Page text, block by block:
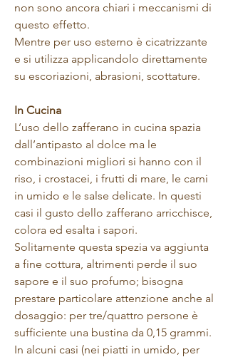
non sono ancora chiari i meccanismi di
questo effetto.
Mentre per uso esterno è cicatrizzante
e si utilizza applicandolo direttamente
su escoriazioni, abrasioni, scottature.
In Cucina
L’uso dello zafferano in cucina spazia
dall’antipasto al dolce ma le
combinazioni migliori si hanno con il
riso, i crostacei, i frutti di mare, le carni
in umido e le salse delicate. In questi
casi il gusto dello zafferano arricchisce,
colora ed esalta i sapori.
Solitamente questa spezia va aggiunta
a fine cottura, altrimenti perde il suo
sapore e il suo profumo; bisogna
prestare particolare attenzione anche al
dosaggio: per tre/quattro persone è
sufficiente una bustina da 0,15 grammi.
In alcuni casi (nei piatti in umido, per